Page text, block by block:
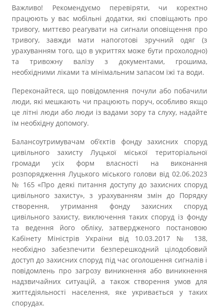
Важливо! Рекомендуємо перевіряти, чи коректно
працюють у вас мобільні додатки, які сповіщають про
тривогу, миттєво реагувати на сигнали оповіщення про
тривогу, завжди мати напоготові зручний одяг (з
урахуванням того, що в укриттях може бути прохолодно)
та тривожну валізу з документами, грошима,
необхідними ліками та мінімальним запасом їжі та води.
Переконайтеся, що повідомлення почули або побачили
люди, які мешкають чи працюють поруч, особливо якщо
це літні люди або люди із вадами зору та слуху, надайте
їм необхідну допомогу.
Балансоутримувачам об’єктів фонду захисних споруд
цивільного захисту Луцької міської територіальної
громади усіх форм власності на виконання
розпорядження Луцького міського голови від 02.06.2023
№ 165 «Про деякі питання доступу до захисних споруд
цивільного захисту», з урахуванням змін до Порядку
створення, утримання фонду захисних споруд
цивільного захисту, виключення таких споруд із фонду
та ведення його обліку, затвердженого постановою
Кабінету Міністрів України від 10.03.2017 № 138,
необхідно забезпечити безперешкодний цілодобовий
доступ до захисних споруд під час оголошення сигналів і
повідомлень про загрозу виникнення або виникнення
надзвичайних ситуацій, а також створення умов для
життєдіяльності населення, яке укривається у таких
спорудах.